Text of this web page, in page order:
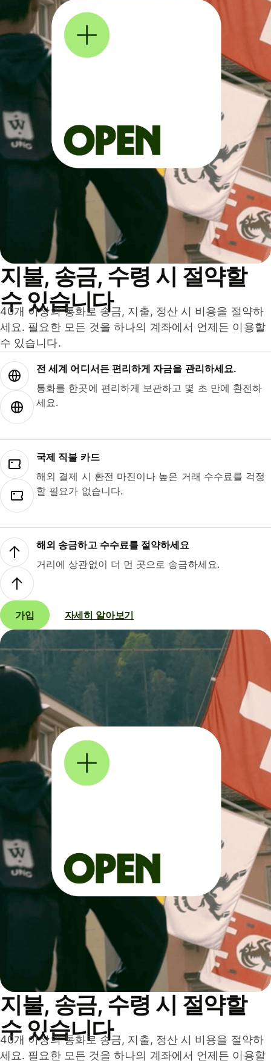
지불, 송금, 수령 시 절약할
수 있습니다
40개 이상의 통화로 송금, 지출, 정산 시 비용을 절약하
세요. 필요한 모든 것을 하나의 계좌에서 언제든 이용할
수 있습니다.
전 세계 어디서든 편리하게 자금을 관리하세요.
통화를 한곳에 편리하게 보관하고 몇 초 만에 환전하
세요.
국제 직불 카드
해외 결제 시 환전 마진이나 높은 거래 수수료를 걱정
할 필요가 없습니다.
해외 송금하고 수수료를 절약하세요
거리에 상관없이 더 먼 곳으로 송금하세요.
가입 자세히 알아보기
지불, 송금, 수령 시 절약할
수 있습니다
40개 이상의 통화로 송금, 지출, 정산 시 비용을 절약하
세요. 필요한 모든 것을 하나의 계좌에서 언제든 이용할